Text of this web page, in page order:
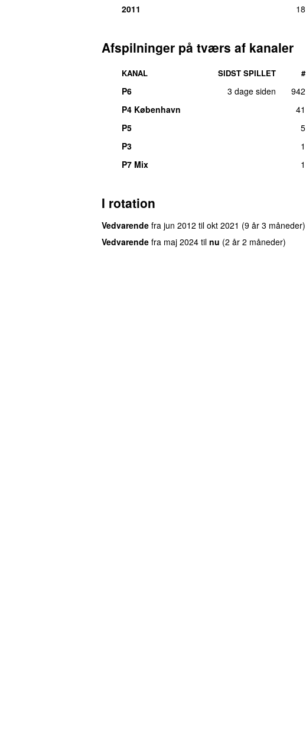
2011 18
Afspilninger på tværs af kanaler
KANAL SIDST SPILLET #
P6 3 dage siden
942
P4 København
41
P5
5
P3
1
P7 Mix
1
I rotation
Vedvarende fra jun 2012 til okt 2021 (9 år 3 måneder)
Vedvarende fra maj 2024 til nu (2 år 2 måneder)